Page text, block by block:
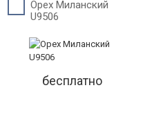
Орех Миланский
U9506
бесплатно